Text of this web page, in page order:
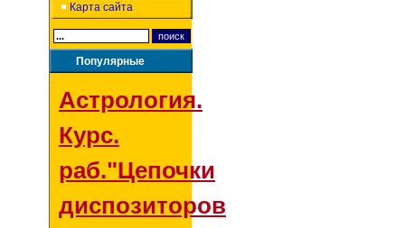
Карта сайта
Популярные
Астрология.
Курс.
раб."Цепочки
диспозиторов